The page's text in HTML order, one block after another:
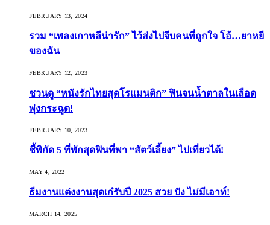
FEBRUARY 13, 2024
รวม “เพลงเกาหลีน่ารัก” ไว้ส่งไปจีบคนที่ถูกใจ โอ้…ยาหยี
ของฉัน
FEBRUARY 12, 2023
ชวนดู “หนังรักไทยสุดโรแมนติก” ฟินจนน้ำตาลในเลือด
พุ่งกระฉูด!
FEBRUARY 10, 2023
ชี้พิกัด 5 ที่พักสุดฟินที่พา “สัตว์เลี้ยง” ไปเที่ยวได้!
MAY 4, 2022
ธีมงานแต่งงานสุดเก๋รับปี 2025 สวย ปัง ไม่มีเอาท์!
MARCH 14, 2025